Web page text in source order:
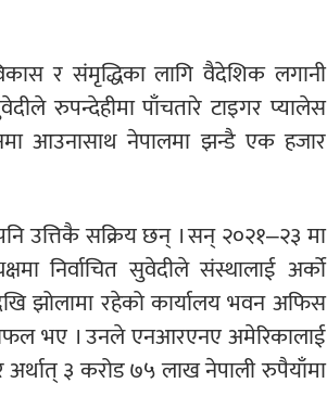
र संमृद्धिका लागि वैदेशिक लगानी
रुपन्देहीमा पाँचतारे टाइगर प्यालेस
आउनासाथ नेपालमा झन्डै एक हजार
उत्तिकै सक्रिय छन् । सन् २०२१–२३ मा
निर्वाचित सुवेदीले संस्थालाई अर्को
झोलामा रहेको कार्यालय भवन अफिस
भए । उनले एनआरएनए अमेरिकालाई
३ करोड ७५ लाख नेपाली रुपैयाँमा